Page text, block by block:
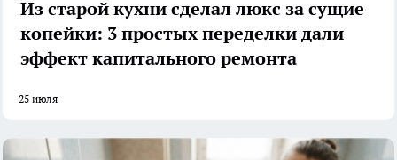
Из старой кухни сделал люкс за сущие
копейки: 3 простых переделки дали
эффект капитального ремонта
25 июля